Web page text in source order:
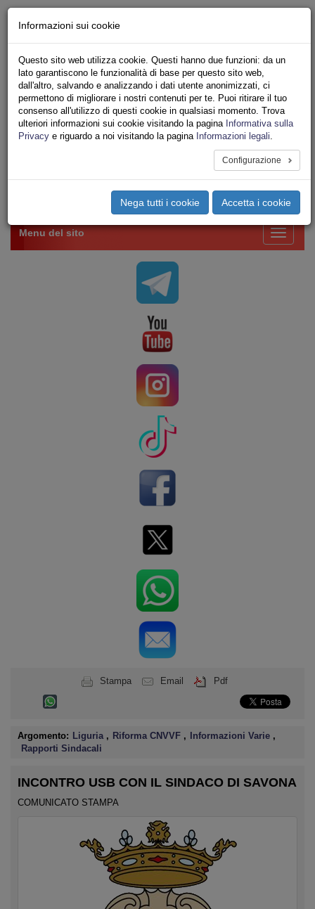
Iscriviti Online
Ricerca
Area Stampa
Privacy
VV.F.
UNIONE SINDACALE DI BASE SETTORE VIGILI
Toggle
Menu del sito
Stampa Email Pdf
Argomento: Liguria , Riforma CNVVF , Informazioni Varie ,
Rapporti Sindacali
INCONTRO USB CON IL SINDACO DI SAVONA
COMUNICATO STAMPA
Informazioni sui cookie
Questo sito web utilizza cookie. Questi hanno due funzioni: da un
lato garantiscono le funzionalità di base per questo sito web,
dall'altro, salvando e analizzando i dati utente anonimizzati, ci
permettono di migliorare i nostri contenuti per te. Puoi ritirare il tuo
consenso all'utilizzo di questi cookie in qualsiasi momento. Trova
ulteriori informazioni sui cookie visitando la pagina Informativa sulla
Privacy e riguardo a noi visitando la pagina Informazioni legali.
Configurazione
Nega tutti i cookie Accetta i cookie